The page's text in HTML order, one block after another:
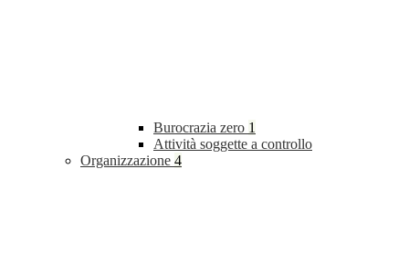
Burocrazia zero 1
Attività soggette a controllo
Organizzazione 4